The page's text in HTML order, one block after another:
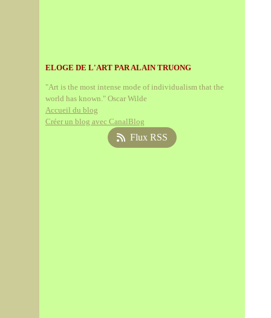
ELOGE DE L'ART PAR ALAIN TRUONG
"Art is the most intense mode of individualism that the
world has known." Oscar Wilde
Accueil du blog
Créer un blog avec CanalBlog
Flux RSS